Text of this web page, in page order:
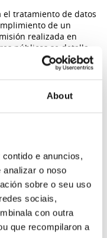
About
e anuncios,
o noso
sobre o seu uso
sociais,
con outra
que recompilaron a
el tratamiento de datos
de un
realizada en
públicos se detalla
a cada
Actividades del
y no
las bases del
histórico
acceso a
y buen
de Galicia.
por lo que se aprueba
suelo y ordenación